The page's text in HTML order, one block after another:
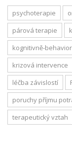
psychoterapie
párová terapie
kognitivně-
krizová intervence
léčba závislostí
poruchy příjmu
terapeutický vztah